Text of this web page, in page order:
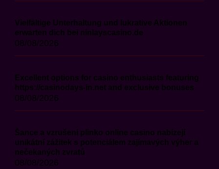
Vielfältige Unterhaltung und lukrative Aktionen
erwarten dich bei ninlayscasino.de
08/08/2026
Excellent options for casino enthusiasts featuring
https://casinodays-in.net and exclusive bonuses
08/08/2026
Šance a vzrušení plinko online casino nabízejí
unikátní zážitek s potenciálem zajímavých výher a
nečekaných zvratů
08/08/2026